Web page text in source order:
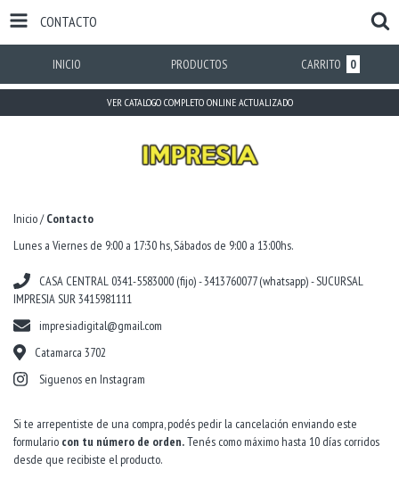
CONTACTO
INICIO PRODUCTOS CARRITO 0
VER CATALOGO COMPLETO ONLINE ACTUALIZADO
Inicio/ Contacto
Lunes a Viernes de 9:00 a 17:30 hs, Sábados de 9:00 a 13:00hs.
CASA CENTRAL 0341-5583000 (fijo) - 3413760077 (whatsapp) - SUCURSAL
IMPRESIA SUR 3415981111
impresiadigital@gmail.com
Catamarca 3702
Siguenos en Instagram
Si te arrepentiste de una compra, podés pedir la cancelación enviando este
formulario con tu número de orden.Tenés como máximo hasta 10 días corridos
desde que recibiste el producto.